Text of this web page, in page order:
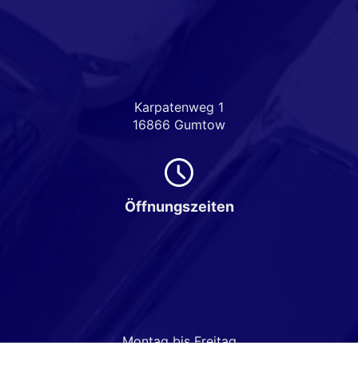
Karpatenweg 1
16866 Gumtow
Öffnungszeiten
Montag bis Freitag